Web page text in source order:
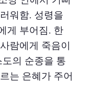
워함. 성령을
게 부어짐. 한
람에게 죽음이
의 순종을 통
는 은혜가 주어